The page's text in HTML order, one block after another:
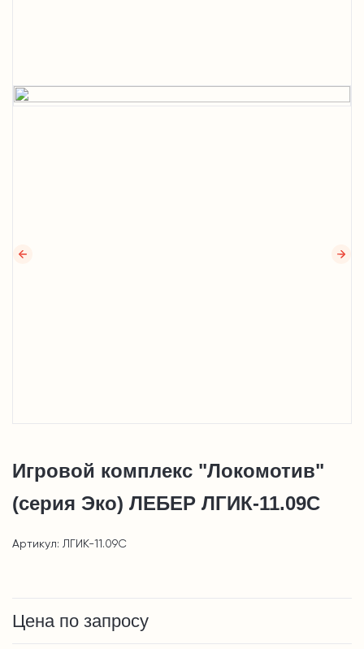
Игровой комплекс "Локомотив"
(серия Эко) ЛЕБЕР ЛГИК-11.09С
Артикул: ЛГИК-11.09С
Цена по запросу